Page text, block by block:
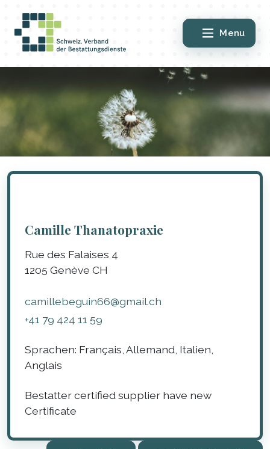
Menu
Camille Thanatopraxie
Rue des Falaises 4
1205 Genève CH
camillebeguin66@gmail.ch
+41 79 424 11 59
Sprachen: Français, Allemand, Italien,
Anglais
Bestatter certified supplier have new
Certificate